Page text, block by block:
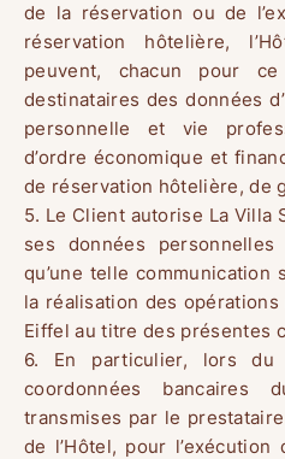
de la réservation ou de
réservation hôtelière,
peuvent, chacun pour
destinataires des données
personnelle et vie
d’ordre économique et
de réservation hôtelière, de
5. Le Client autorise La Villa
ses données
qu’une telle communication
la réalisation des opérations
Eiffel au titre des présentes
6. En particulier, lors du
coordonnées bancaires
transmises par le
de l’Hôtel, pour